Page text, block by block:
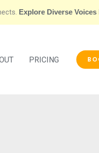
Explore Diverse Voices
PRICING